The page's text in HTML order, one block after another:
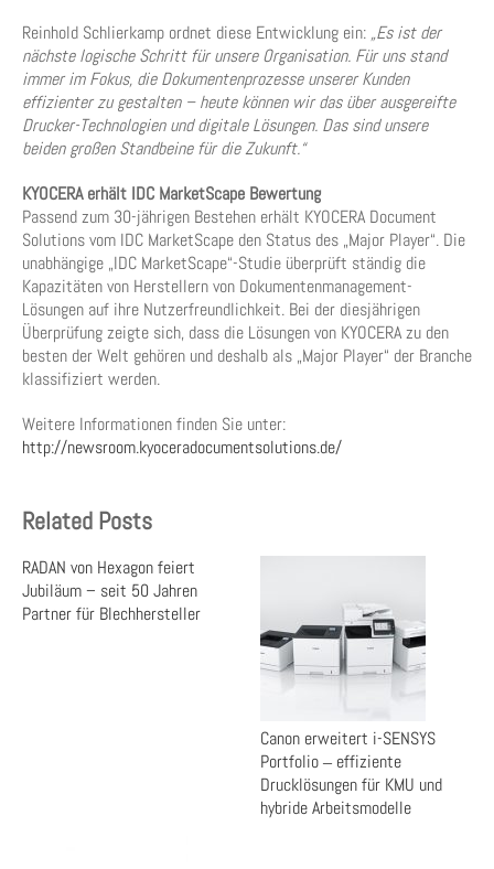
Reinhold Schlierkamp ordnet diese Entwicklung ein: „Es ist der
nächste logische Schritt für unsere Organisation. Für uns stand
immer im Fokus, die Dokumentenprozesse unserer Kunden
effizienter zu gestalten – heute können wir das über ausgereifte
Drucker-Technologien und digitale Lösungen. Das sind unsere
beiden großen Standbeine für die Zukunft.“
KYOCERA erhält IDC MarketScape Bewertung
Passend zum 30-jährigen Bestehen erhält KYOCERA Document
Solutions vom IDC MarketScape den Status des „Major Player“. Die
unabhängige „IDC MarketScape“-Studie überprüft ständig die
Kapazitäten von Herstellern von Dokumentenmanagement-
Lösungen auf ihre Nutzerfreundlichkeit. Bei der diesjährigen
Überprüfung zeigte sich, dass die Lösungen von KYOCERA zu den
besten der Welt gehören und deshalb als „Major Player“ der Branche
klassifiziert werden.
Weitere Informationen finden Sie unter:
http://newsroom.kyoceradocumentsolutions.de/
Related Posts
RADAN von Hexagon feiert
Jubiläum – seit 50 Jahren
Partner für Blechhersteller
Canon erweitert i-SENSYS
Portfolio ‒ effiziente
Drucklösungen für KMU und
hybride Arbeitsmodelle